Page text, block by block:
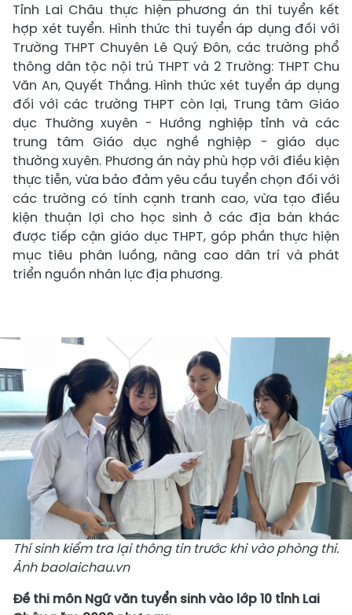
Tỉnh Lai Châu thực hiện phương án thi tuyển kết
hợp xét tuyển. Hình thức thi tuyển áp dụng đối với
Trường THPT Chuyên Lê Quý Đôn, các trường phổ
thông dân tộc nội trú THPT và 2 Trường: THPT Chu
Văn An, Quyết Thắng. Hình thức xét tuyển áp dụng
đối với các trường THPT còn lại, Trung tâm Giáo
dục Thường xuyên - Hướng nghiệp tỉnh và các
trung tâm Giáo dục nghề nghiệp - giáo dục
thường xuyên. Phương án này phù hợp với điều kiện
thực tiễn, vừa bảo đảm yêu cầu tuyển chọn đối với
các trường có tính cạnh tranh cao, vừa tạo điều
kiện thuận lợi cho học sinh ở các địa bàn khác
được tiếp cận giáo dục THPT, góp phần thực hiện
mục tiêu phân luồng, nâng cao dân trí và phát
triển nguồn nhân lực địa phương.
Thí sinh kiểm tra lại thông tin trước khi vào phòng thi.
Ảnh baolaichau.vn
Đề thi môn Ngữ văn tuyển sinh vào lớp 10 tỉnh Lai